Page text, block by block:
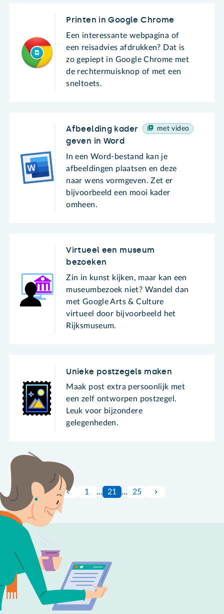
Printen in Google Chrome
Een interessante webpagina of
een reisadvies afdrukken? Dat is
zo gepiept in Google Chrome met
de rechtermuisknop of met een
sneltoets.
met video
Afbeelding kader
geven in Word
In een Word-bestand kan je
afbeeldingen plaatsen en deze
naar wens vormgeven. Zet er
bijvoorbeeld een mooi kader
omheen.
Virtueel een museum
bezoeken
Zin in kunst kijken, maar kan een
museumbezoek niet? Wandel dan
met Google Arts & Culture
virtueel door bijvoorbeeld het
Rijksmuseum.
Unieke postzegels maken
Maak post extra persoonlijk met
een zelf ontworpen postzegel.
Leuk voor bijzondere
gelegenheden.
1 … 21 … 25